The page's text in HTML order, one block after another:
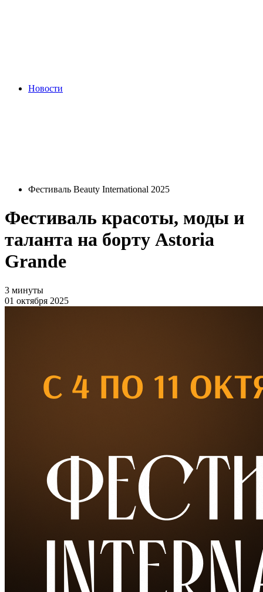
Новости
Фестиваль Beauty International 2025
Фестиваль красоты, моды и
таланта на борту Astoria
Grande
3 минуты
01 октября 2025